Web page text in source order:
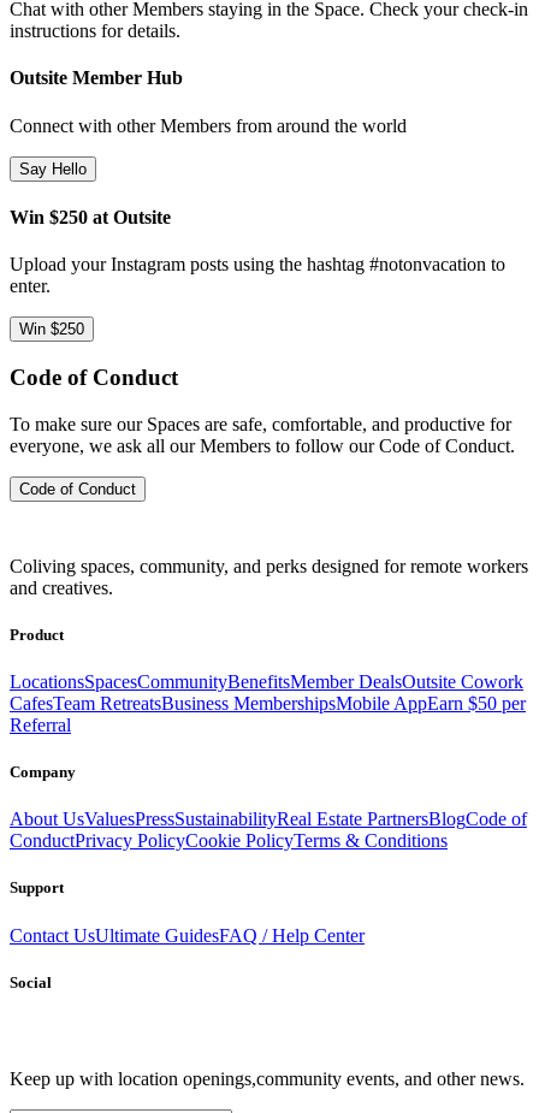
Chat with other Members staying in the Space. Check your check-in
instructions for details.
Outsite Member Hub
Connect with other Members from around the world
Say Hello
Win $250 at Outsite
Upload your Instagram posts using the hashtag #notonvacation to
enter.
Win $250
Code of Conduct
To make sure our Spaces are safe, comfortable, and productive for
everyone, we ask all our Members to follow our Code of Conduct.
Code of Conduct
Coliving spaces, community, and perks designed for remote workers
and creatives.
Product
LocationsSpacesCommunityBenefitsMember DealsOutsite Cowork
CafesTeam RetreatsBusiness MembershipsMobile AppEarn $50 per
Referral
Company
About UsValuesPressSustainabilityReal Estate PartnersBlogCode of
ConductPrivacy PolicyCookie PolicyTerms & Conditions
Support
Contact UsUltimate GuidesFAQ / Help Center
Social
Keep up with location openings,community events, and other news.